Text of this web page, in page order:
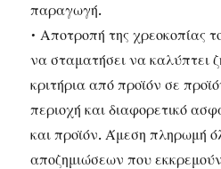
παραγωγή.
• Αποτροπή της χρεοκοπίας
να σταματήσει να καλύπτει
κριτήρια από προϊόν σε
περιοχή και διαφορετικό
και προϊόν. Άμεση πληρωμή
αποζημιώσεων που